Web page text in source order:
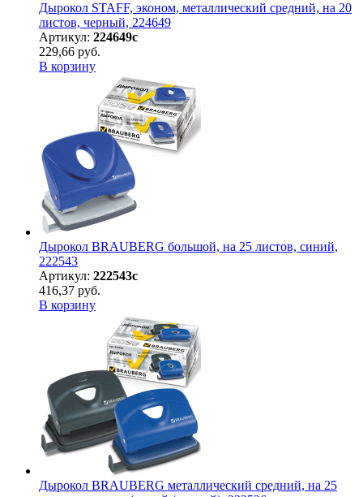
Дырокол STAFF, эконом, металлический средний, на 20
листов, черный, 224649
Артикул: 224649с
229,66 руб.
В корзину
Дырокол BRAUBERG большой, на 25 листов, синий,
222543
Артикул: 222543с
416,37 руб.
В корзину
Дырокол BRAUBERG металлический средний, на 25